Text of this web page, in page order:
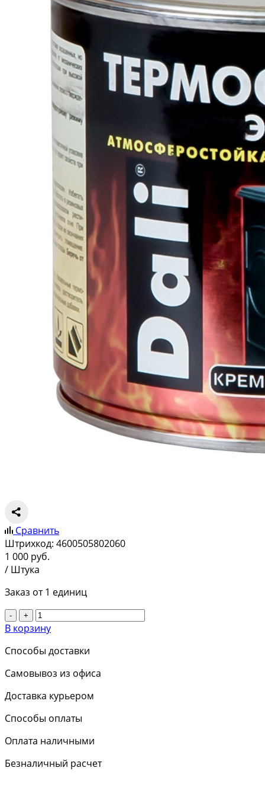
Сравнить
Штрихкод: 4600505802060
1 000 руб.
/ Штука
Заказ от 1 единиц
- +
В корзину
Способы доставки
Самовывоз из офиса
Доставка курьером
Способы оплаты
Оплата наличными
Безналичный расчет